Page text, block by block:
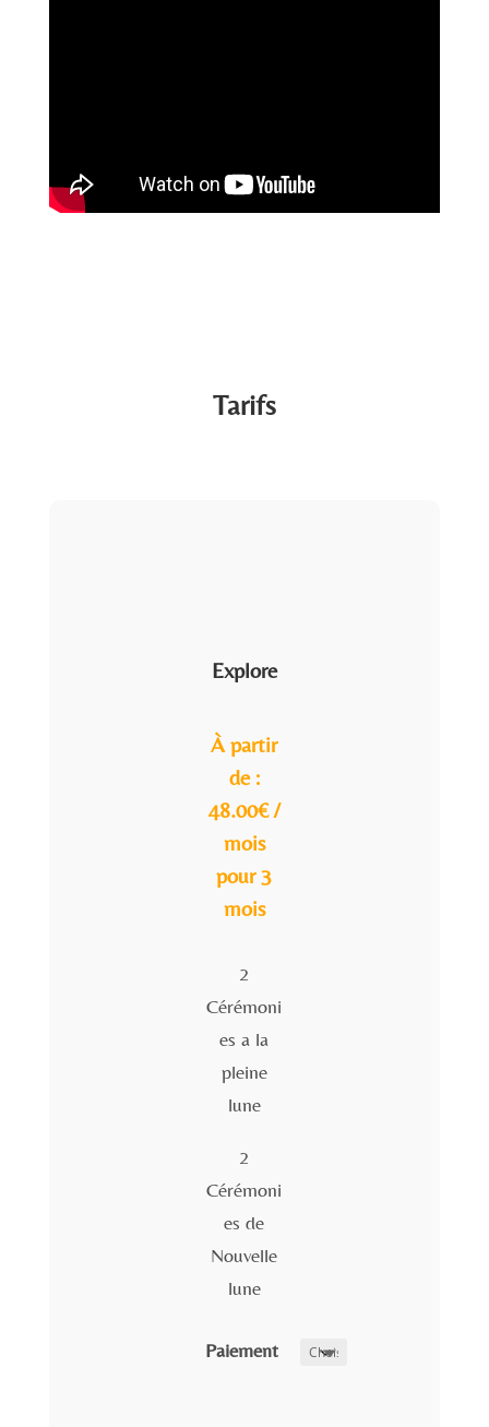
Tarifs
Explore
À partir
de :
48.00€ /
mois
pour 3
mois
2
Cérémoni
es a la
pleine
lune
2
Cérémoni
es de
Nouvelle
lune
Paiement